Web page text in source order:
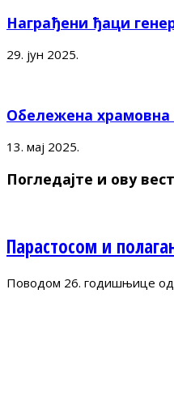
Награђени ђаци
29. јун 2025.
Обележена храмовна
13. мај 2025.
Погледајте и ову вест
Парастосом и
Поводом 26. годишњице од